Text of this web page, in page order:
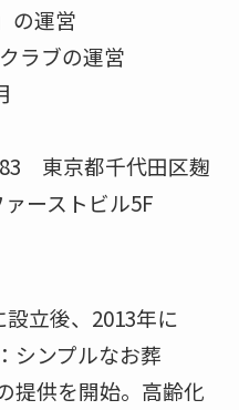
の運営
の運営
東京都千代田区麹
ーストビル5F
立後、2013年に
シンプルなお葬
提供を開始。高齢化